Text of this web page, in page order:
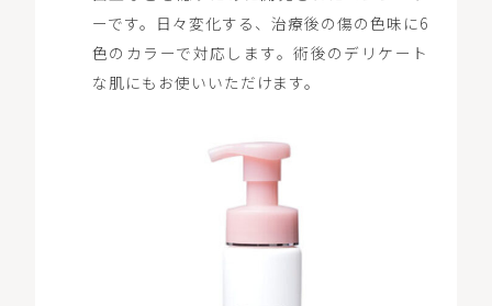
ーです。日々変化する、治療後の傷の色味に6
色のカラーで対応します。術後のデリケート
な肌にもお使いいただけます。